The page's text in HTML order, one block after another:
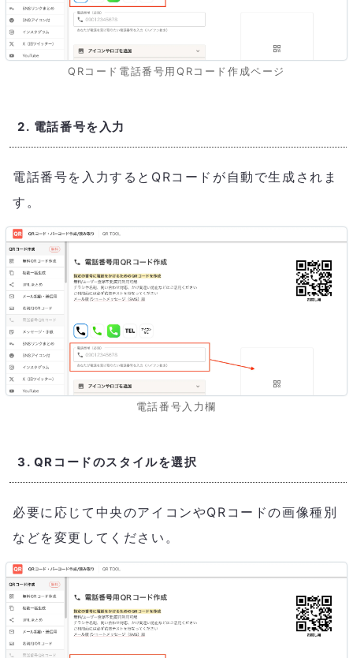
QRコード電話番号用QRコード作成ページ
2. 電話番号を入力
電話番号を入力するとQRコードが自動で生成されま
す。
電話番号入力欄
3. QRコードのスタイルを選択
必要に応じて中央のアイコンやQRコードの画像種別
などを変更してください。